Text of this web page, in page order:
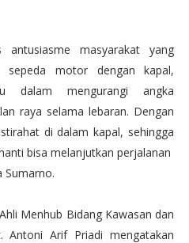
antusiasme masyarakat yang
sepeda motor dengan kapal,
dalam mengurangi angka
raya selama lebaran. Dengan
di dalam kapal, sehingga
bisa melanjutkan perjalanan
Sumarno.
Menhub Bidang Kawasan dan
Antoni Arif Priadi mengatakan